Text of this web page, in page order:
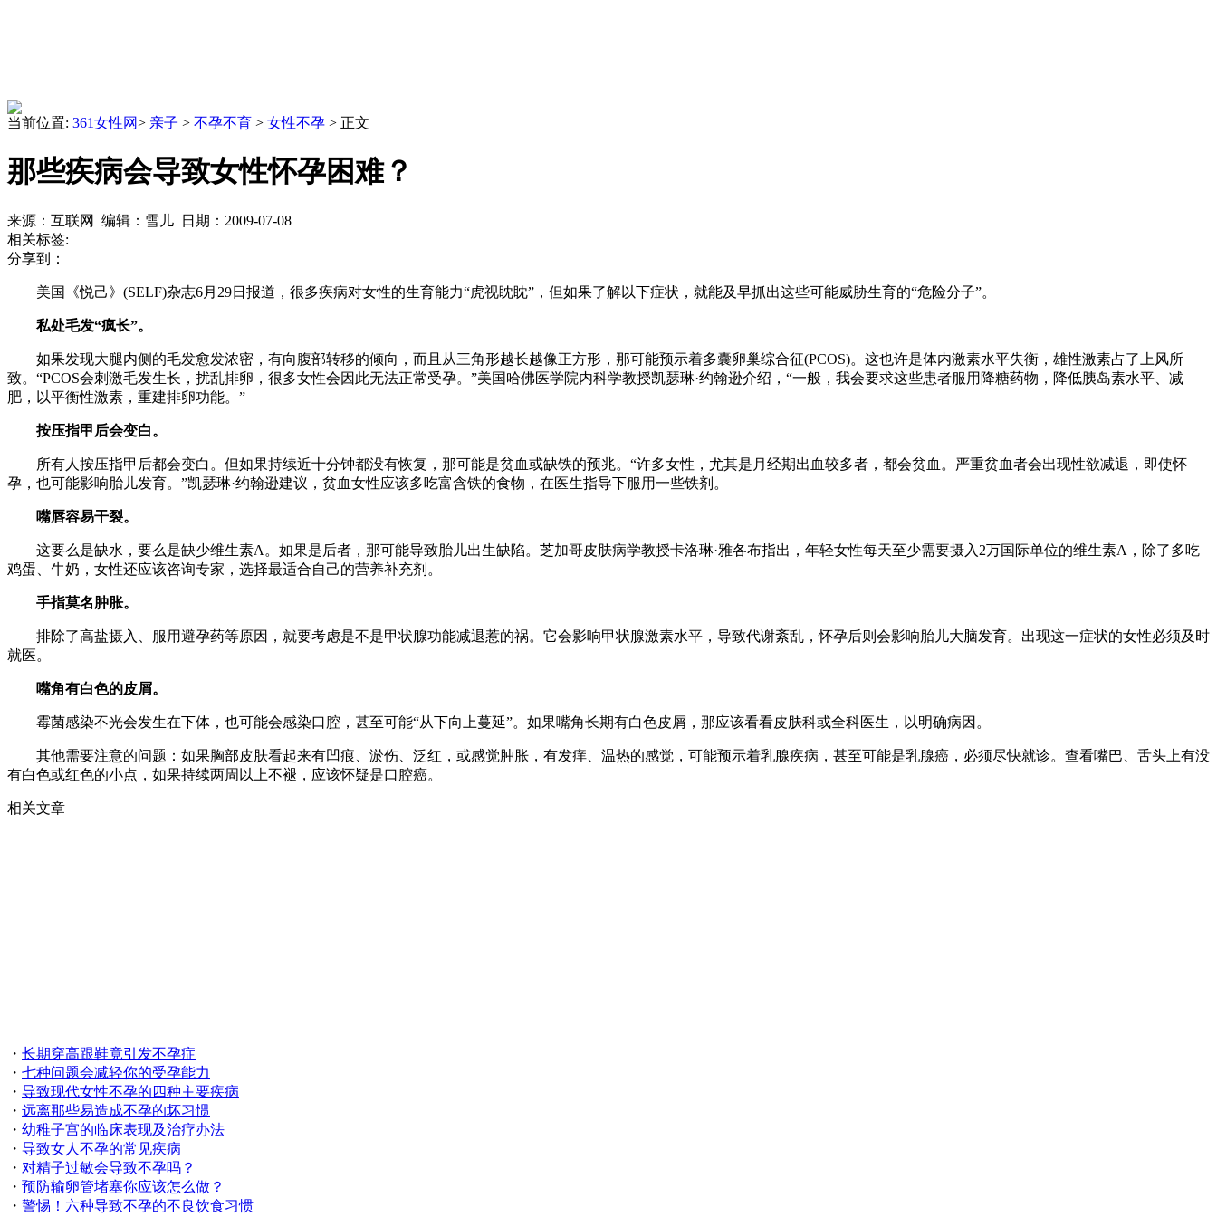
当前位置: 361女性网> 亲子 > 不孕不育 > 女性不孕 > 正文
那些疾病会导致女性怀孕困难？
来源：互联网 编辑：雪儿 日期：2009-07-08
相关标签:
分享到：
美国《悦己》(SELF)杂志6月29日报道，很多疾病对女性的生育能力“虎视眈眈”，但如果了解以下症状，就能及早抓出这些可能威胁生育的“危险分子”。
私处毛发“疯长”。
如果发现大腿内侧的毛发愈发浓密，有向腹部转移的倾向，而且从三角形越长越像正方形，那可能预示着多囊卵巢综合征(PCOS)。这也许是体内激素水平失衡，雄性激素占了上风所
致。“PCOS会刺激毛发生长，扰乱排卵，很多女性会因此无法正常受孕。”美国哈佛医学院内科学教授凯瑟琳·约翰逊介绍，“一般，我会要求这些患者服用降糖药物，降低胰岛素水平、减
肥，以平衡性激素，重建排卵功能。”
按压指甲后会变白。
所有人按压指甲后都会变白。但如果持续近十分钟都没有恢复，那可能是贫血或缺铁的预兆。“许多女性，尤其是月经期出血较多者，都会贫血。严重贫血者会出现性欲减退，即使怀
孕，也可能影响胎儿发育。”凯瑟琳·约翰逊建议，贫血女性应该多吃富含铁的食物，在医生指导下服用一些铁剂。
嘴唇容易干裂。
这要么是缺水，要么是缺少维生素A。如果是后者，那可能导致胎儿出生缺陷。芝加哥皮肤病学教授卡洛琳·雅各布指出，年轻女性每天至少需要摄入2万国际单位的维生素A，除了多吃
鸡蛋、牛奶，女性还应该咨询专家，选择最适合自己的营养补充剂。
手指莫名肿胀。
排除了高盐摄入、服用避孕药等原因，就要考虑是不是甲状腺功能减退惹的祸。它会影响甲状腺激素水平，导致代谢紊乱，怀孕后则会影响胎儿大脑发育。出现这一症状的女性必须及时
就医。
嘴角有白色的皮屑。
霉菌感染不光会发生在下体，也可能会感染口腔，甚至可能“从下向上蔓延”。如果嘴角长期有白色皮屑，那应该看看皮肤科或全科医生，以明确病因。
其他需要注意的问题：如果胸部皮肤看起来有凹痕、淤伤、泛红，或感觉肿胀，有发痒、温热的感觉，可能预示着乳腺疾病，甚至可能是乳腺癌，必须尽快就诊。查看嘴巴、舌头上有没
有白色或红色的小点，如果持续两周以上不褪，应该怀疑是口腔癌。
相关文章
・ 长期穿高跟鞋竟引发不孕症
・ 七种问题会减轻你的受孕能力
・ 导致现代女性不孕的四种主要疾病
・ 远离那些易造成不孕的坏习惯
・ 幼稚子宫的临床表现及治疗办法
・ 导致女人不孕的常见疾病
・ 对精子过敏会导致不孕吗？
・ 预防输卵管堵塞你应该怎么做？
・ 警惕！六种导致不孕的不良饮食习惯